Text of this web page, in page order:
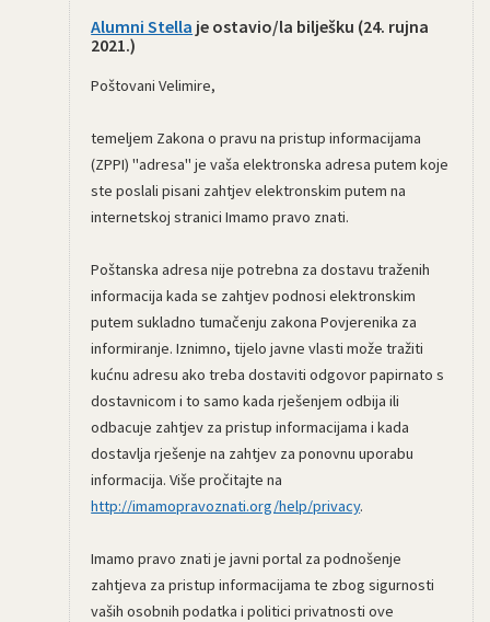
Alumni Stella je ostavio/la bilješku (24. rujna
2021.)
Poštovani Velimire,
temeljem Zakona o pravu na pristup informacijama
(ZPPI) "adresa" je vaša elektronska adresa putem koje
ste poslali pisani zahtjev elektronskim putem na
internetskoj stranici Imamo pravo znati.
Poštanska adresa nije potrebna za dostavu traženih
informacija kada se zahtjev podnosi elektronskim
putem sukladno tumačenju zakona Povjerenika za
informiranje. Iznimno, tijelo javne vlasti može tražiti
kućnu adresu ako treba dostaviti odgovor papirnato s
dostavnicom i to samo kada rješenjem odbija ili
odbacuje zahtjev za pristup informacijama i kada
dostavlja rješenje na zahtjev za ponovnu uporabu
informacija. Više pročitajte na
http://imamopravoznati.org/help/privacy.
Imamo pravo znati je javni portal za podnošenje
zahtjeva za pristup informacijama te zbog sigurnosti
vaših osobnih podatka i politici privatnosti ove